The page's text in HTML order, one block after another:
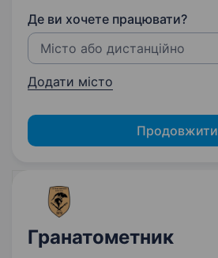
Де ви хочете працювати?
Додати місто
Продовжити
Гранатометник